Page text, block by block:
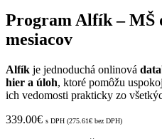
Program Alfík – MŠ
mesiacov
Alfík je jednoduchá onlinová
hier a úloh, ktoré pomôžu
ich vedomosti prakticky zo
339.00€ s DPH (275.61€ bez DPH)